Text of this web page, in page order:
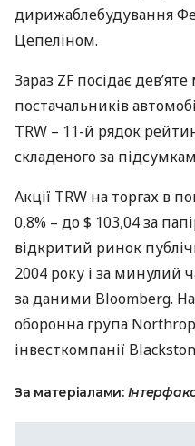
дирижаблебудування
Цепеліном.
Зараз ZF посідає
постачальників
TRW – 11-й рядок
складеного за
Акції TRW на торгах в
0,8% – до $ 103,04 за
відкритий ринок
2004 року і за минулий
за даними Bloomberg.
оборонна група
інвесткомпанії
За матеріалами: